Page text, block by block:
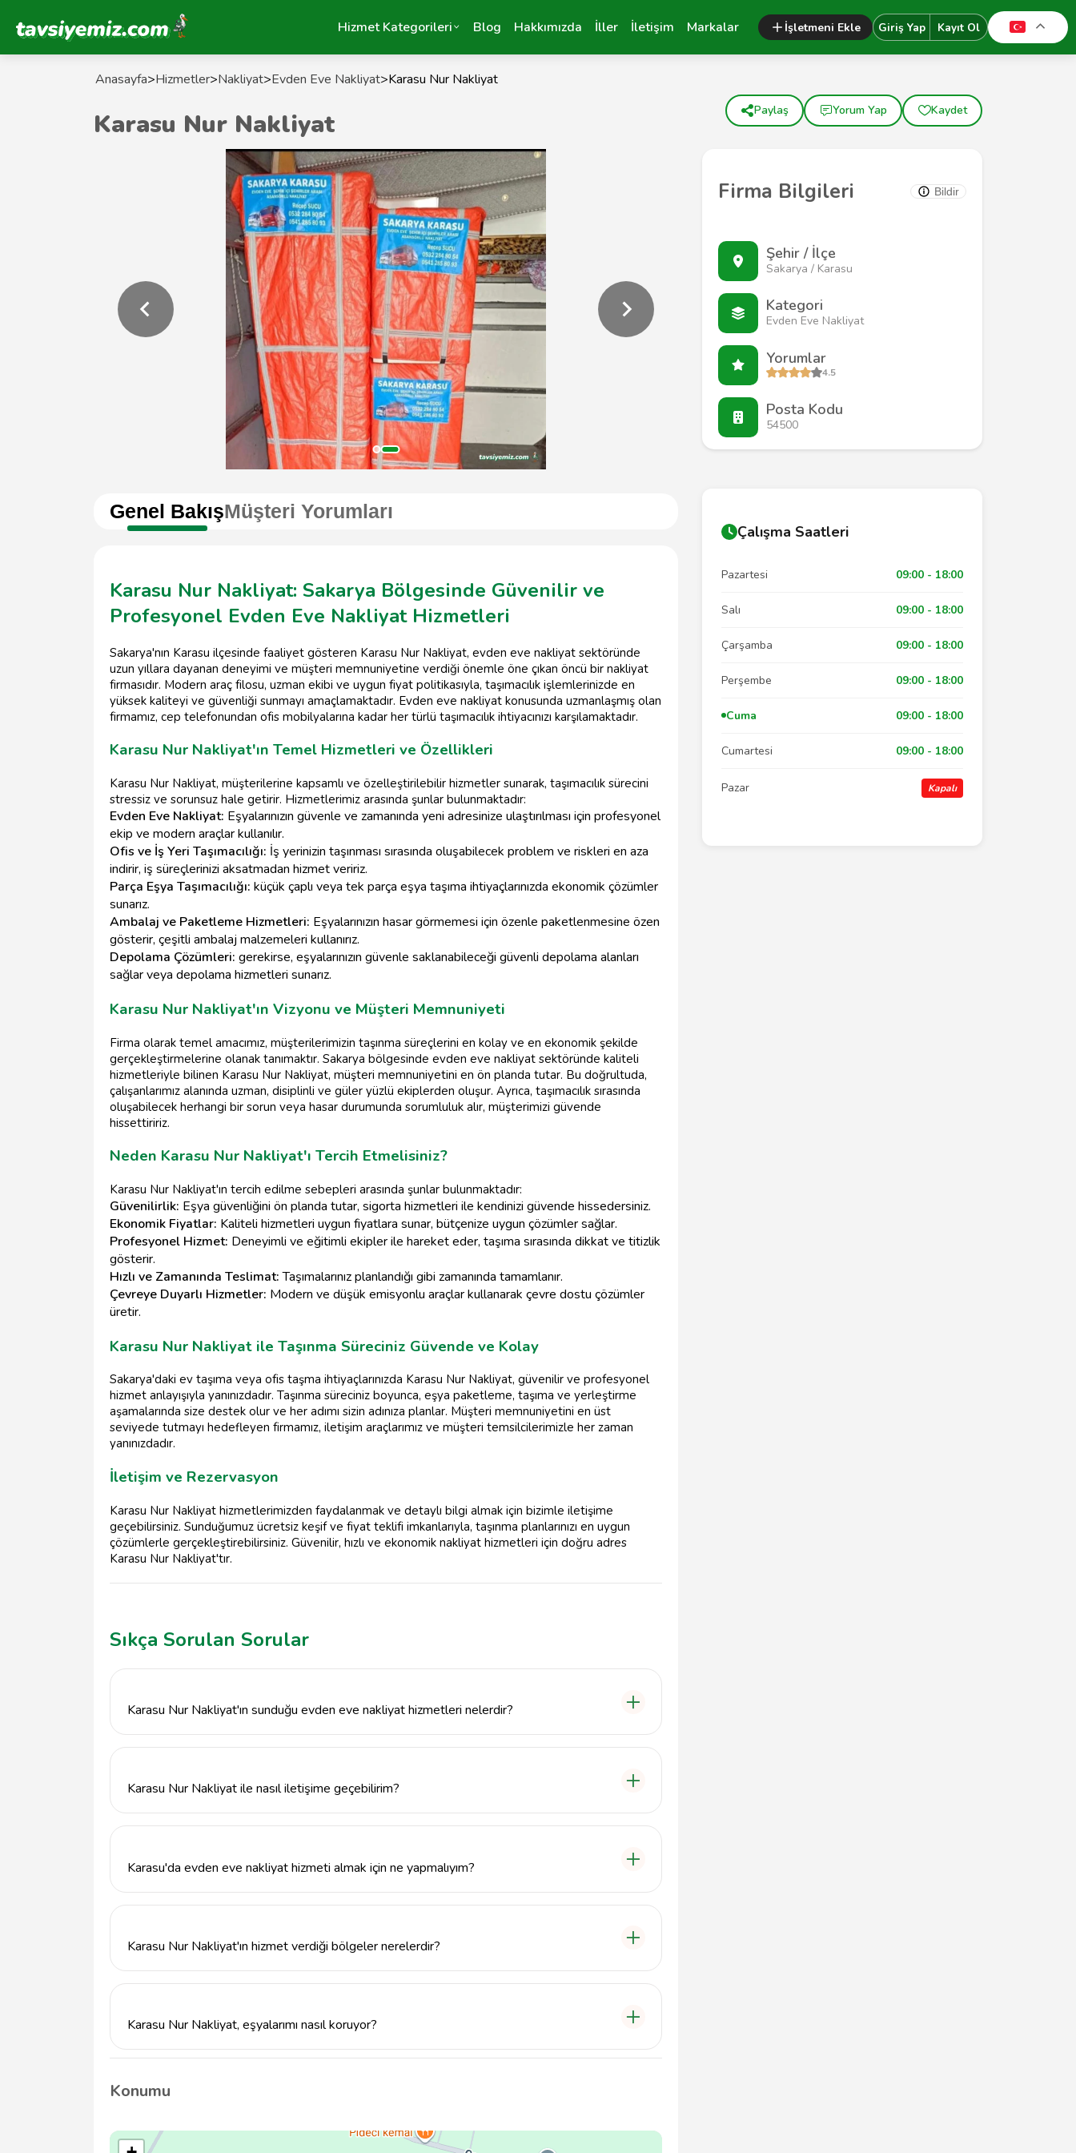
Tavsiyemiz Anasayfa Hizmet Kategorileri Blog Hakkımızda İller İletişim Markalar İşletmeni Ekle Giriş Yap Kayıt Ol
Anasayfa>Hizmetler>Nakliyat>Evden Eve Nakliyat>Karasu Nur Nakliyat
Firma Bilgileri Bildir
Şehir / İlçe
Sakarya / Karasu
Kategori
Evden Eve Nakliyat
Yorumlar
4.5
Posta Kodu
54500
Karasu Nur Nakliyat Paylaş Yorum Yap Kaydet
Genel BakışMüşteri Yorumları
Karasu Nur Nakliyat: Sakarya Bölgesinde Güvenilir ve
Profesyonel Evden Eve Nakliyat Hizmetleri
Sakarya'nın Karasu ilçesinde faaliyet gösteren Karasu Nur Nakliyat, evden eve nakliyat sektöründe
uzun yıllara dayanan deneyimi ve müşteri memnuniyetine verdiği önemle öne çıkan öncü bir nakliyat
firmasıdır. Modern araç filosu, uzman ekibi ve uygun fiyat politikasıyla, taşımacılık işlemlerinizde en
yüksek kaliteyi ve güvenliği sunmayı amaçlamaktadır. Evden eve nakliyat konusunda uzmanlaşmış olan
firmamız, cep telefonundan ofis mobilyalarına kadar her türlü taşımacılık ihtiyacınızı karşılamaktadır.
Karasu Nur Nakliyat'ın Temel Hizmetleri ve Özellikleri
Karasu Nur Nakliyat, müşterilerine kapsamlı ve özelleştirilebilir hizmetler sunarak, taşımacılık sürecini
stressiz ve sorunsuz hale getirir. Hizmetlerimiz arasında şunlar bulunmaktadır:
Evden Eve Nakliyat: Eşyalarınızın güvenle ve zamanında yeni adresinize ulaştırılması için profesyonel
ekip ve modern araçlar kullanılır.
Ofis ve İş Yeri Taşımacılığı: İş yerinizin taşınması sırasında oluşabilecek problem ve riskleri en aza
indirir, iş süreçlerinizi aksatmadan hizmet veririz.
Parça Eşya Taşımacılığı: küçük çaplı veya tek parça eşya taşıma ihtiyaçlarınızda ekonomik çözümler
sunarız.
Ambalaj ve Paketleme Hizmetleri: Eşyalarınızın hasar görmemesi için özenle paketlenmesine özen
gösterir, çeşitli ambalaj malzemeleri kullanırız.
Depolama Çözümleri: gerekirse, eşyalarınızın güvenle saklanabileceği güvenli depolama alanları
sağlar veya depolama hizmetleri sunarız.
Karasu Nur Nakliyat'ın Vizyonu ve Müşteri Memnuniyeti
Firma olarak temel amacımız, müşterilerimizin taşınma süreçlerini en kolay ve en ekonomik şekilde
gerçekleştirmelerine olanak tanımaktır. Sakarya bölgesinde evden eve nakliyat sektöründe kaliteli
hizmetleriyle bilinen Karasu Nur Nakliyat, müşteri memnuniyetini en ön planda tutar. Bu doğrultuda,
çalışanlarımız alanında uzman, disiplinli ve güler yüzlü ekiplerden oluşur. Ayrıca, taşımacılık sırasında
oluşabilecek herhangi bir sorun veya hasar durumunda sorumluluk alır, müşterimizi güvende
hissettiririz.
Neden Karasu Nur Nakliyat'ı Tercih Etmelisiniz?
Karasu Nur Nakliyat'ın tercih edilme sebepleri arasında şunlar bulunmaktadır:
Güvenilirlik: Eşya güvenliğini ön planda tutar, sigorta hizmetleri ile kendinizi güvende hissedersiniz.
Ekonomik Fiyatlar: Kaliteli hizmetleri uygun fiyatlara sunar, bütçenize uygun çözümler sağlar.
Profesyonel Hizmet: Deneyimli ve eğitimli ekipler ile hareket eder, taşıma sırasında dikkat ve titizlik
gösterir.
Hızlı ve Zamanında Teslimat:Taşımalarınız planlandığı gibi zamanında tamamlanır.
Çevreye Duyarlı Hizmetler: Modern ve düşük emisyonlu araçlar kullanarak çevre dostu çözümler
üretir.
Karasu Nur Nakliyat ile Taşınma Süreciniz Güvende ve Kolay
Sakarya'daki ev taşıma veya ofis taşma ihtiyaçlarınızda Karasu Nur Nakliyat, güvenilir ve profesyonel
hizmet anlayışıyla yanınızdadır. Taşınma süreciniz boyunca, eşya paketleme, taşıma ve yerleştirme
aşamalarında size destek olur ve her adımı sizin adınıza planlar. Müşteri memnuniyetini en üst
seviyede tutmayı hedefleyen firmamız, iletişim araçlarımız ve müşteri temsilcilerimizle her zaman
yanınızdadır.
İletişim ve Rezervasyon
Karasu Nur Nakliyat hizmetlerimizden faydalanmak ve detaylı bilgi almak için bizimle iletişime
geçebilirsiniz. Sunduğumuz ücretsiz keşif ve fiyat teklifi imkanlarıyla, taşınma planlarınızı en uygun
çözümlerle gerçekleştirebilirsiniz. Güvenilir, hızlı ve ekonomik nakliyat hizmetleri için doğru adres
Karasu Nur Nakliyat'tır.
Sıkça Sorulan Sorular
Karasu Nur Nakliyat'ın sunduğu evden eve nakliyat hizmetleri nelerdir?
Karasu Nur Nakliyat ile nasıl iletişime geçebilirim?
Karasu'da evden eve nakliyat hizmeti almak için ne yapmalıyım?
Karasu Nur Nakliyat'ın hizmet verdiği bölgeler nerelerdir?
Karasu Nur Nakliyat, eşyalarımı nasıl koruyor?
Karasu Nur Nakliyat, taşınma sırasında eşyalarınızı korumak için kaliteli ambalaj malzemeleri
Konumu
Çalışma Saatleri
Pazartesi 09:00 - 18:00
Salı 09:00 - 18:00
Çarşamba 09:00 - 18:00
Perşembe 09:00 - 18:00
Cuma 09:00 - 18:00
Cumartesi 09:00 - 18:00
Pazar Kapalı